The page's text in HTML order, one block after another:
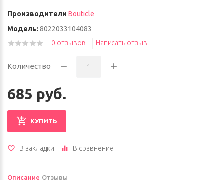
Производители Bouticle
Модель: 8022033104083
0 отзывов
Написать отзыв
Количество
685 руб.
КУПИТЬ
В закладки В сравнение
Описание Отзывы